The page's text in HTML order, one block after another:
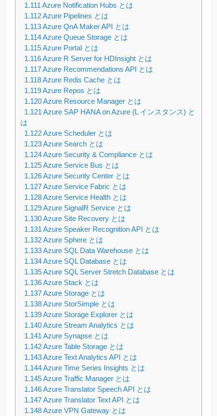
1.111 Azure Notification Hubs とは
1.112Azure Pipelines とは
1.113Azure QnA Maker API とは
1.114Azure Queue Storage とは
1.115Azure Portal とは
1.116Azure R Server for HDInsight とは
1.117Azure Recommendations API とは
1.118Azure Redis Cache とは
1.119Azure Repos とは
1.120Azure Resource Manager とは
1.121 Azure SAP HANA on Azure (L インスタンス) と
は
1.122Azure Scheduler とは
1.123Azure Search とは
1.124Azure Security & Compliance とは
1.125Azure Service Bus とは
1.126Azure Security Center とは
1.127Azure Service Fabric とは
1.128Azure Service Health とは
1.129Azure SignalR Service とは
1.130Azure Site Recovery とは
1.131 Azure Speaker Recognition API とは
1.132Azure Sphere とは
1.133Azure SQL Data Warehouse とは
1.134Azure SQL Database とは
1.135Azure SQL Server Stretch Database とは
1.136Azure Stack とは
1.137Azure Storage とは
1.138Azure StorSimple とは
1.139Azure Storage Explorer とは
1.140Azure Stream Analytics とは
1.141 Azure Synapse とは
1.142Azure Table Storage とは
1.143Azure Text Analytics API とは
1.144Azure Time Series Insights とは
1.145Azure Traffic Manager とは
1.146Azure Translator Speech API とは
1.147Azure Translator Text API とは
1.148Azure VPN Gateway とは